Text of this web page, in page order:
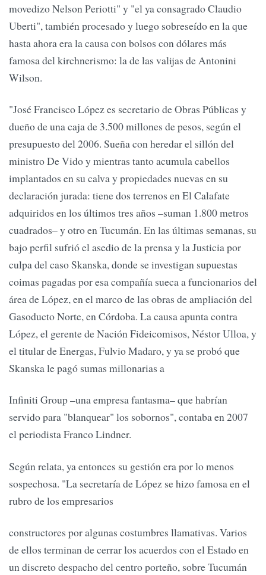
movedizo Nelson Periotti" y "el ya consagrado Claudio
Uberti", también procesado y luego sobreseído en la que
hasta ahora era la causa con bolsos con dólares más
famosa del kirchnerismo: la de las valijas de Antonini
Wilson.
"José Francisco López es secretario de Obras Públicas y
dueño de una caja de 3.500 millones de pesos, según el
presupuesto del 2006. Sueña con heredar el sillón del
ministro De Vido y mientras tanto acumula cabellos
implantados en su calva y propiedades nuevas en su
declaración jurada: tiene dos terrenos en El Calafate
adquiridos en los últimos tres años –suman 1.800 metros
cuadrados– y otro en Tucumán. En las últimas semanas, su
bajo perfil sufrió el asedio de la prensa y la Justicia por
culpa del caso Skanska, donde se investigan supuestas
coimas pagadas por esa compañía sueca a funcionarios del
área de López, en el marco de las obras de ampliación del
Gasoducto Norte, en Córdoba. La causa apunta contra
López, el gerente de Nación Fideicomisos, Néstor Ulloa, y
el titular de Energas, Fulvio Madaro, y ya se probó que
Skanska le pagó sumas millonarias a
Infiniti Group –una empresa fantasma– que habrían
servido para "blanquear" los sobornos", contaba en 2007
el periodista Franco Lindner.
Según relata, ya entonces su gestión era por lo menos
sospechosa. "La secretaría de López se hizo famosa en el
rubro de los empresarios
constructores por algunas costumbres llamativas. Varios
de ellos terminan de cerrar los acuerdos con el Estado en
un discreto despacho del centro porteño, sobre Tucumán